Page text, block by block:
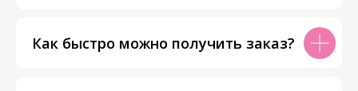
Как быстро можно получить заказ?